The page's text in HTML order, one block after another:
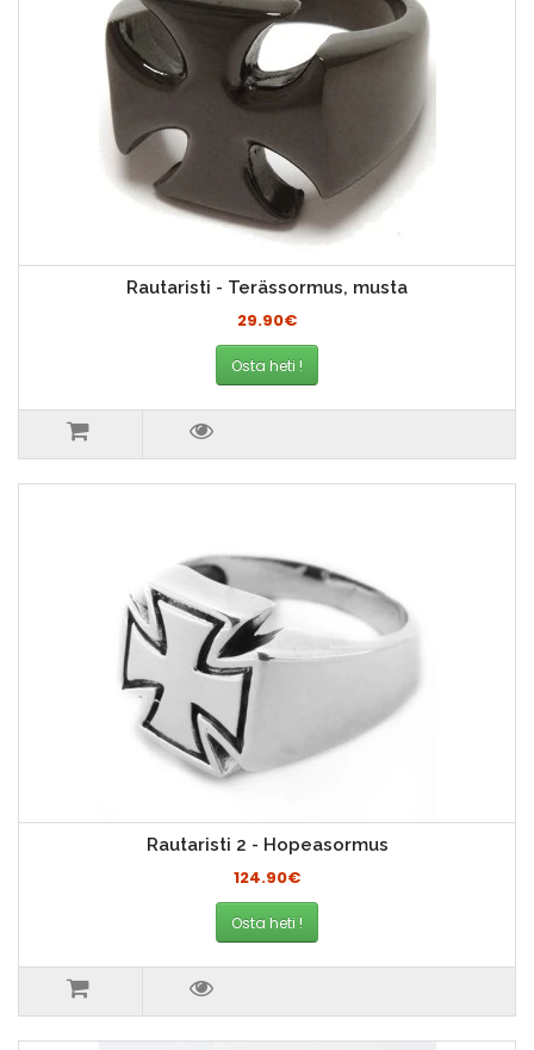
Rautaristi - Terässormus, musta
29.90€
Osta heti !
Rautaristi 2 - Hopeasormus
124.90€
Osta heti !